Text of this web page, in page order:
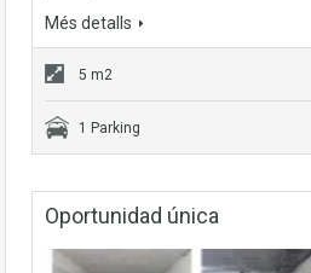
Més detalls
5 m2
1 Parking
Oportunidad única